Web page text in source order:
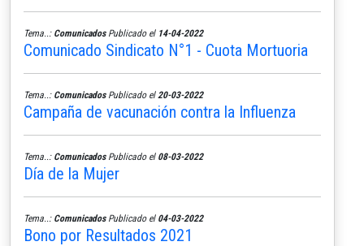
Tema..: ComunicadosPublicado el 14-04-2022
Comunicado Sindicato N°1 - Cuota Mortuoria
Tema..: ComunicadosPublicado el 20-03-2022
Campaña de vacunación contra la Influenza
Tema..: ComunicadosPublicado el 08-03-2022
Día de la Mujer
Tema..: ComunicadosPublicado el 04-03-2022
Bono por Resultados 2021